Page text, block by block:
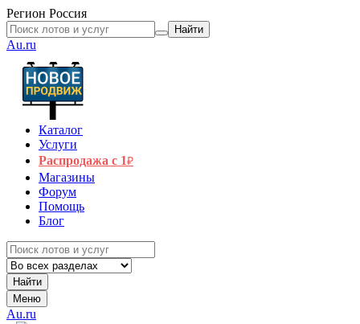
Регион Россия
Найти
Au.ru
Каталог
Услуги
Распродажа с 1₽
Магазины
Форум
Помощь
Блог
Найти
Меню
Au.ru